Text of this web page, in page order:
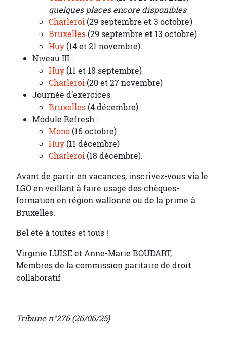
quelques places encore disponibles
Charleroi (29 septembre et 3 octobre)
Bruxelles (29 septembre et 13 octobre)
Huy (14 et 21 novembre).
Niveau III :
Huy (11 et 18 septembre)
Charleroi (20 et 27 novembre)
Journée d’exercices
Bruxelles (4 décembre)
Module Refresh :
Mons (16 octobre)
Huy (11 décembre)
Charleroi (18 décembre).
Avant de partir en vacances, inscrivez-vous via le
LGO en veillant à faire usage des chèques-
formation en région wallonne ou de la prime à
Bruxelles.
Bel été à toutes et tous !
Virginie LUISE et Anne-Marie BOUDART,
Membres de la commission paritaire de droit
collaboratif
Tribune n°276 (26/06/25)